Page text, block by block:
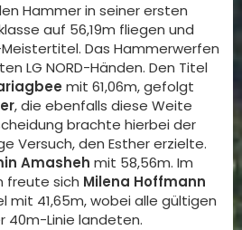
Hammer in seiner ersten
auf 56,19m fliegen und
Das Hammerwerfen
LG NORD-Händen. Den Titel
mit 61,06m, gefolgt
, die ebenfalls diese Weite
brachte hierbei der
Versuch, den Esther erzielte.
Amasheh mit 58,56m. Im
freute sich Milena Hoffmann
mit 41,65m, wobei alle gültigen
40m-Linie landeten.